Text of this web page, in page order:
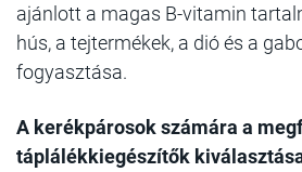
ajánlott a magas B-vitamin
hús, a tejtermékek, a dió és a
fogyasztása.
A kerékpárosok számára a
táplálékkiegészítők